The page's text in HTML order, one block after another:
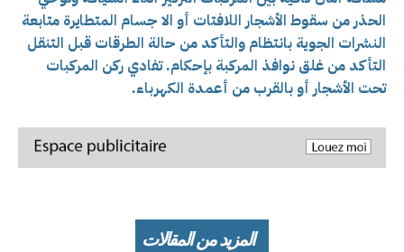
الحذر من سقوط الأشجار اللافتات أو الا جسام المتطايرة متابعة
النشرات الجوية بانتظام والتأكد من حالة الطرقات قبل التنقل
التأكد من غلق نوافذ المركبة بإحكام. تفادي ركن المركبات
تحت الأشجار أو بالقرب من أعمدة الكهرباء.
المزيد من المقالات